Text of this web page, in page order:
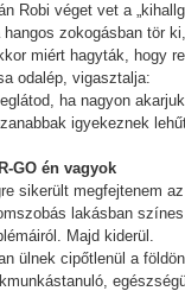
Robi véget vet a
hangos zokogásban tör
miért hagyták, hogy
odalép, vigasztalja:
ha nagyon
igyekeznek
GO én vagyok
sikerült megfejtenem
lakásban
Majd kiderül.
ülnek cipőtlenül a